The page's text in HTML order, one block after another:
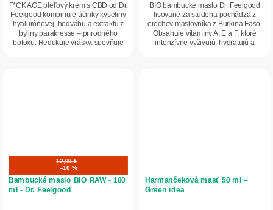
F*CK AGE pleťový krém s CBD od Dr.
Feelgood kombinuje účinky kyseliny
hyalurónovej, hodvábu a extraktu z
byliny parakresse – prírodného
botoxu. Redukuje vrásky, spevňuje
BIO bambucké maslo Dr. Feelgood
lisované za studena pochádza z
orechov maslovníka z Burkina Faso.
Obsahuje vitamíny A, E a F, ktoré
intenzívne vyživujú, hydratujú a
12,99 €
–10 %
Bambucké maslo BIO RAW - 180
ml - Dr. Feelgood
Harmančeková masť 50 ml –
Green idea